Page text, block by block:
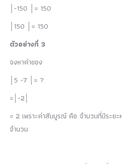
│-150 │= 150
│150 │= 150
ตัวอย่างที่ 3
จงหาค่าของ
│5 -7 │= ?
=│-2│
= 2 เพราะค่าสัมบูรณ์ คือ จำนวนที่มีระยะ
จำนวน